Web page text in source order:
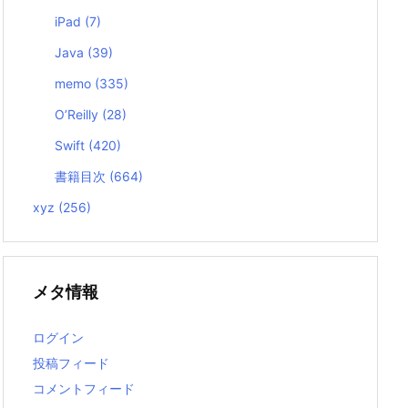
iPad (7)
Java (39)
memo (335)
O’Reilly (28)
Swift (420)
書籍目次 (664)
xyz (256)
メタ情報
ログイン
投稿フィード
コメントフィード